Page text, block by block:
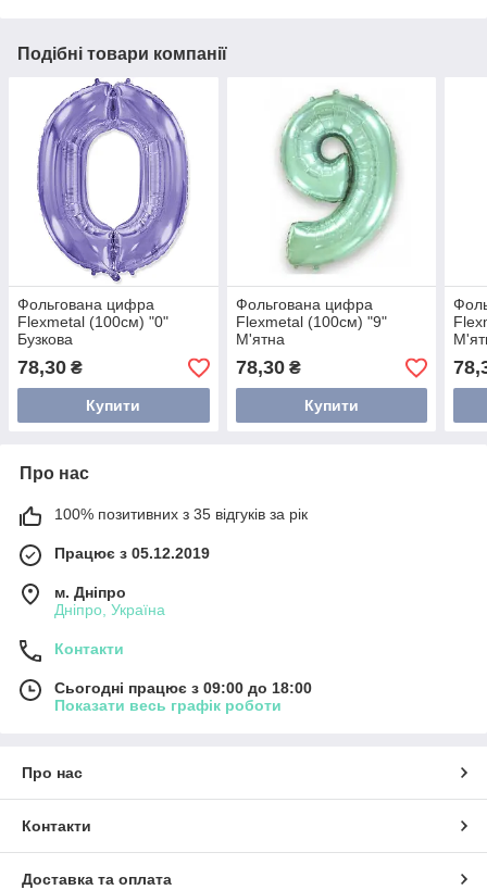
Подібні товари компанії
Фольгована цифра
Flexmetal (100см) "0"
Бузкова
78,30 ₴
Купити
Фольгована цифра
Flexmetal (100см) "9"
М'ятна
78,30₴
Купити
Про нас
100% позитивних з 35 відгуків за рік
Працює з 05.12.2019
м. Дніпро
Дніпро, Україна
Контакти
Сьогодні працює з 09:00 до 18:00
Показати весь графік роботи
Про нас
Контакти
Доставка та оплата